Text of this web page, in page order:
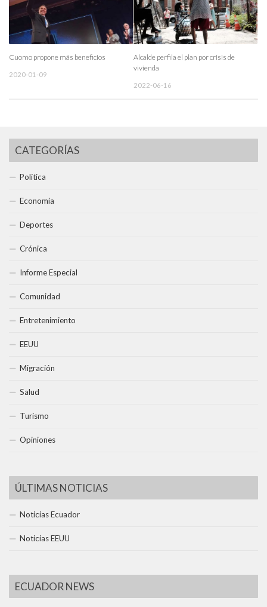
Cuomo propone más beneficios
2020-01-09
Alcalde perfila el plan por crisis de
vivienda
2022-06-16
CATEGORÍAS
Política
Economía
Deportes
Crónica
Informe Especial
Comunidad
Entretenimiento
EEUU
Migración
Salud
Turismo
Opiniones
ÚLTIMAS NOTICIAS
Noticias Ecuador
Noticias EEUU
ECUADOR NEWS